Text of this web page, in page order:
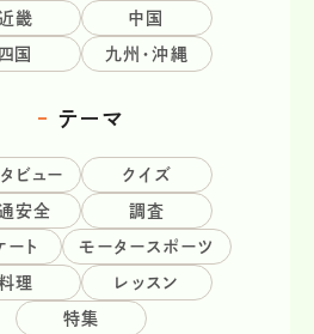
畿 中国
四国 九州・沖縄
テーマ
ビュー クイズ
安全 調査
ート モータースポーツ
理 レッスン
特集